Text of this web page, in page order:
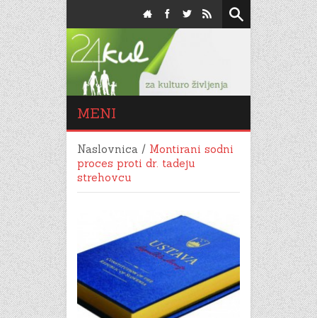
MENI
Naslovnica / Montirani sodni
proces proti dr. tadeju
strehovcu